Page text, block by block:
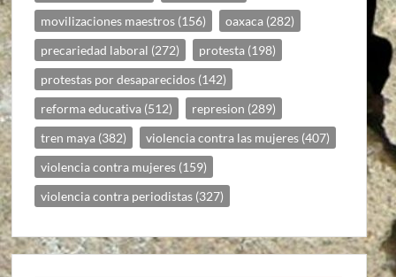
movilizaciones maestros (156) oaxaca (282)
precariedad laboral (272) protesta (198)
protestas por desaparecidos (142)
reforma educativa (512) represion (289)
tren maya (382) violencia contra las mujeres (407)
violencia contra mujeres (159)
violencia contra periodistas (327)